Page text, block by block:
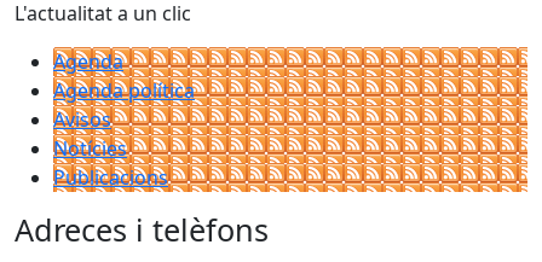
L'actualitat a un clic
Agenda
Agenda política
Avisos
Notícies
Publicacions
Adreces i telèfons